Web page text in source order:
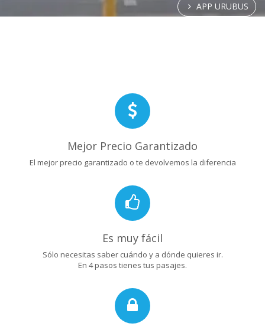
APP URUBUS
Mejor Precio Garantizado
El mejor precio garantizado o te devolvemos la diferencia
Es muy fácil
Sólo necesitas saber cuándo y a dónde quieres ir.
En 4 pasos tienes tus pasajes.